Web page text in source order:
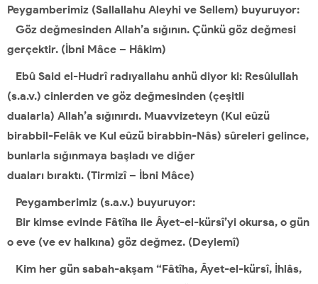
Peygamberimiz (Sallallahu Aleyhi ve Sellem) buyuruyor:
Göz değmesinden Allah’a sığının. Çünkü göz değmesi
gerçektir. (İbni Mâce – Hâkim)
Ebû Said el-Hudrî radıyallahu anhü diyor ki: Resûlullah
(s.a.v.) cinlerden ve göz değmesinden (çeşitli
dualarla) Allah’a sığınırdı. Muavvizeteyn (Kul eûzü
birabbil-Felâk ve Kul eûzü birabbin-Nâs) sûreleri gelince,
bunlarla sığınmaya başladı ve diğer
duaları bıraktı. (Tirmizî – İbni Mâce)
Peygamberimiz (s.a.v.) buyuruyor:
Bir kimse evinde Fâtîha ile Âyet-el-kürsî’yi okursa, o gün
o eve (ve ev halkına) göz değmez. (Deylemî)
Kim her gün sabah-akşam “Fâtîha, Âyet-el-kürsî, İhlâs,